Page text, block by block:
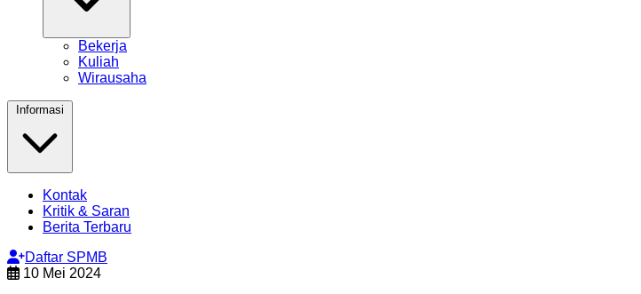
Bekerja
Kuliah
Wirausaha
Kontak
Kritik & Saran
Berita Terbaru
Daftar SPMB
10 Mei 2024